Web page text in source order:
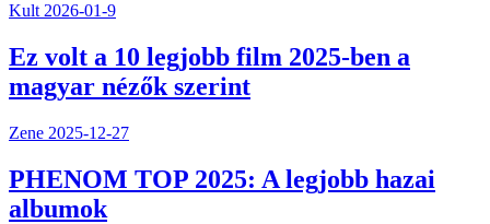
Kult 2026-01-9
Ez volt a 10 legjobb film 2025-ben a
magyar nézők szerint
Zene 2025-12-27
PHENOM TOP 2025: A legjobb hazai
albumok